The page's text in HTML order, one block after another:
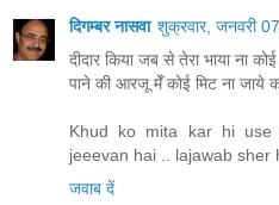
दिगम्बर नासवा शुक्रवार, जनवरी
दीदार किया जब से तेरा भाया ना कोई ,
पाने की आरजू मेँ कोई मिट ना जाये
Khud ko mita kar hi
jeeevan hai .. lajawab sher
जवाब दें